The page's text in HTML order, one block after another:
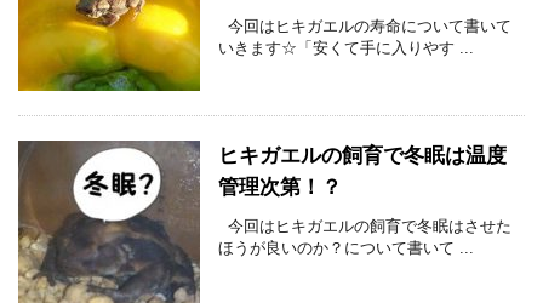
今回はヒキガエルの寿命について書いて
いきます☆「安くて手に入りやす ...
ヒキガエルの飼育で冬眠は温度
管理次第！？
今回はヒキガエルの飼育で冬眠はさせた
ほうが良いのか？について書いて ...